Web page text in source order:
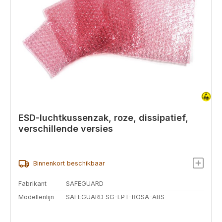
ESD-luchtkussenzak, roze, dissipatief,
verschillende versies
Binnenkort beschikbaar
Fabrikant
SAFEGUARD
Modellenlijn
SAFEGUARD SG-LPT-ROSA-ABS